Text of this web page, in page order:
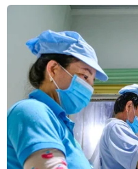
Tổng Biên tập: TRẦN
Phó Tổng Biên tập:
THỦY
Sở hữu trí tuệ
RSS
Ngôn ngữ
Dịch vụ tin